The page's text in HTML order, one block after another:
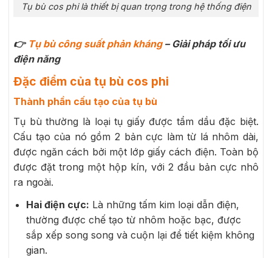
Tụ bù cos phi là thiết bị quan trọng trong hệ thống điện
👉 Tụ bù công suất phản kháng– Giải pháp tối ưu
điện năng
Đặc điểm của tụ bù cos phi
Thành phần cấu tạo của tụ bù
Tụ bù thường là loại tụ giấy được tẩm dầu đặc biệt.
Cấu tạo của nó gồm 2 bản cực làm từ lá nhôm dài,
được ngăn cách bởi một lớp giấy cách điện. Toàn bộ
được đặt trong một hộp kín, với 2 đầu bản cực nhô
ra ngoài.
Hai điện cực: Là những tấm kim loại dẫn điện,
thường được chế tạo từ nhôm hoặc bạc, được
sắp xếp song song và cuộn lại để tiết kiệm không
gian.